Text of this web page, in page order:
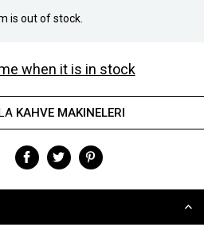
is out of stock.
when it is in stock
KAHVE MAKINELERI